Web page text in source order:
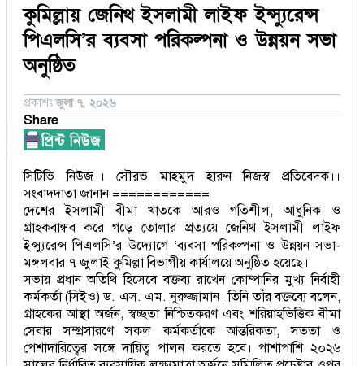
কুমিল্লায় জেনিথ ইসলামী লাইফ ইন্স্যুরেন্স
পিএলসি’র ব্যবসা পরিকল্পনা ও উন্নয়ন সভা
অনুষ্ঠিত
প্রকাশঃজুলা ৭, ২০২৬
Share
সিটিভি নিউজ।। সৌরভ মাহমুদ হারুন নিজস্ব প্রতিবেদক।।
সংবাদদাতা জানান ============
দেশের ইসলামী বীমা খাতকে আরও গতিশীল, আধুনিক ও
গ্রাহকবান্ধব করে গড়ে তোলার প্রত্যয়ে জেনিথ ইসলামী লাইফ
ইন্স্যুরেন্স পিএলসি’র উদ্যোগে ‘ব্যবসা পরিকল্পনা ও উন্নয়ন সভা-
মঙ্গলবার ৭ জুলাই কুমিল্লা বিভাগীয় কার্যালয়ে অনুষ্ঠিত হয়েছে।
সভায় প্রধান অতিথি হিসেবে বক্তব্য রাখেন কোম্পানির মুখ্য নির্বাহী
কর্মকর্তা (সিইও) ড. এস. এম. নুরুজ্জামান। তিনি তাঁর বক্তব্যে বলেন,
গ্রাহকের আস্থা অর্জন, স্বচ্ছতা নিশ্চিতকরণ এবং শরিয়াহভিত্তিক বীমা
সেবার সম্প্রসারণে সকল কর্মকর্তাকে আন্তরিকতা, সততা ও
পেশাদারিত্বের সঙ্গে দায়িত্ব পালন করতে হবে। পাশাপাশি ২০২৬